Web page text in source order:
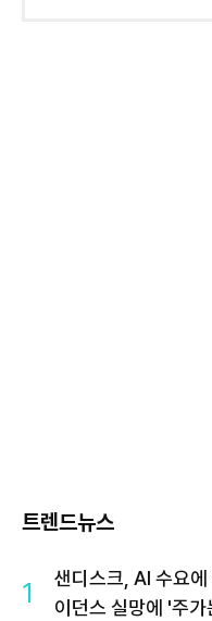
트렌드뉴스
1
샌디스크, AI 수요
이던스 실망에 '주가